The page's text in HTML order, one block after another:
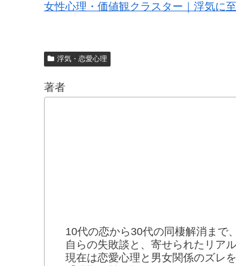
女性心理・価値観クラスター｜浮気に
浮気・恋愛心理
著者
10代の恋から30代の同棲解消まで
自らの失敗談と、寄せられたリア
現在は恋愛心理と男女関係のズレを